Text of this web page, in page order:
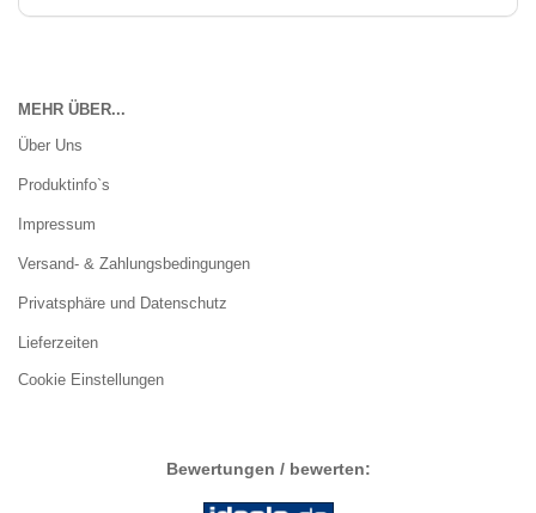
MEHR ÜBER...
Über Uns
Produktinfo`s
Impressum
Versand- & Zahlungsbedingungen
Privatsphäre und Datenschutz
Lieferzeiten
Cookie Einstellungen
Bewertungen / bewerten: